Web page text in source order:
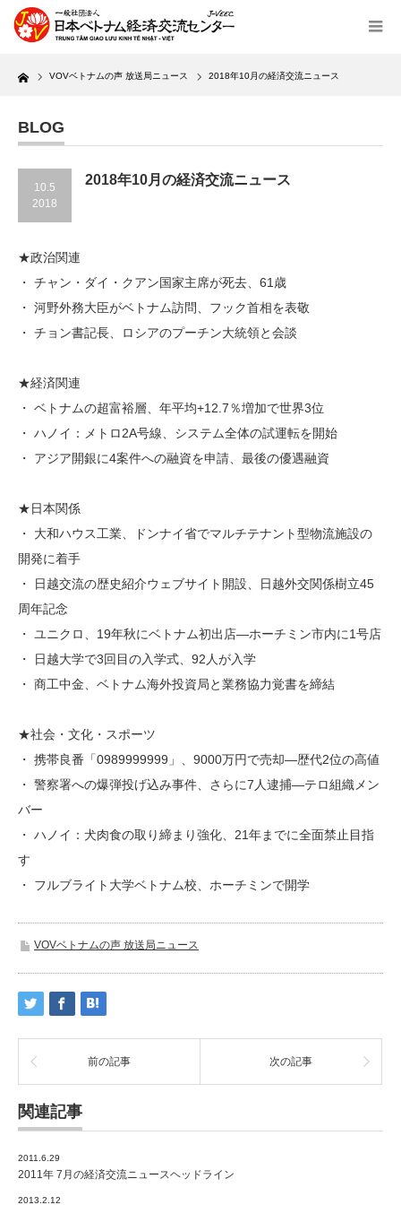
Home VOVベトナムの声 放送局ニュース 2018年10月の経済交流ニュース
BLOG
10.5
2018
2018年10月の経済交流ニュース
★政治関連
・ チャン・ダイ・クアン国家主席が死去、61歳
・ 河野外務大臣がベトナム訪問、フック首相を表敬
・ チョン書記長、ロシアのプーチン大統領と会談
★経済関連
・ ベトナムの超富裕層、年平均+12.7％増加で世界3位
・ ハノイ：メトロ2A号線、システム全体の試運転を開始
・ アジア開銀に4案件への融資を申請、最後の優遇融資
★日本関係
・ 大和ハウス工業、ドンナイ省でマルチテナント型物流施設の
開発に着手
・ 日越交流の歴史紹介ウェブサイト開設、日越外交関係樹立45
周年記念
・ ユニクロ、19年秋にベトナム初出店―ホーチミン市内に1号店
・ 日越大学で3回目の入学式、92人が入学
・ 商工中金、ベトナム海外投資局と業務協力覚書を締結
★社会・文化・スポーツ
・ 携帯良番「0989999999」、9000万円で売却―歴代2位の高値
・ 警察署への爆弾投げ込み事件、さらに7人逮捕―テロ組織メン
バー
・ ハノイ：犬肉食の取り締まり強化、21年までに全面禁止目指
す
・ フルブライト大学ベトナム校、ホーチミンで開学
VOVベトナムの声 放送局ニュース
前の記事 次の記事
関連記事
2011.6.29
2011年 7月の経済交流ニュースヘッドライン
2013.2.12